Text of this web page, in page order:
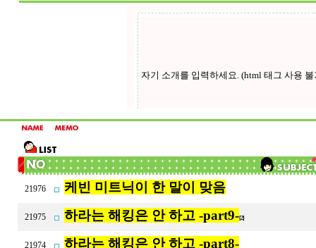
21976 케빈 미트닉이 한 말이 맞음
21975 하라는 해킹은 안 하고 -part9-[2]
21974 하라는 해킹은 안 하고 -part8-